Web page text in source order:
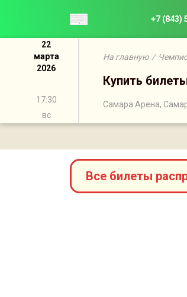
+7 (843)
22
марта
2026
17:30
вс
На главную /
Купить
Самара Арена,
Все билеты